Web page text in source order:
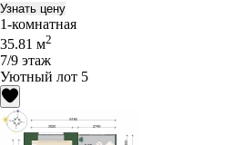
Узнать цену
1-комнатная
35.81 м2
7/9 этаж
Уютный лот 5